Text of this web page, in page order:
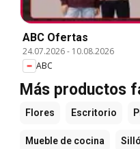
ABC Ofertas
24.07.2026- 10.08.2026
ABC
Más productos
Flores Escritorio
Mueble de cocina